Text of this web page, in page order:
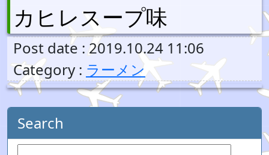
カヒレスープ味
Post date : 2019.10.24 11:06
Category : ラーメン
Search